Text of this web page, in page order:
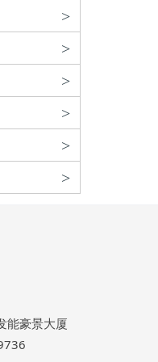
>
>
>
>
>
>
能豪景大厦